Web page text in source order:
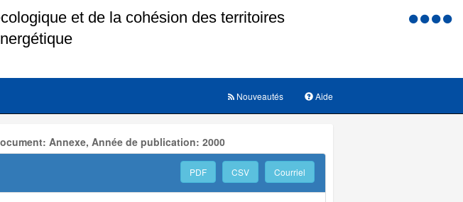
Menu
Aide
Nouveautés
Annexe, Année de publication: 2000
PDF CSV Courriel